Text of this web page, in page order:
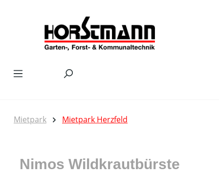
Mietpark Mietpark Herzfeld
Nimos Wildkrautbürste